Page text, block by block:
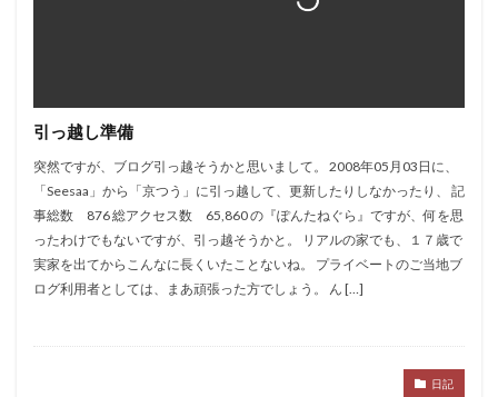
引っ越し準備
突然ですが、ブログ引っ越そうかと思いまして。 2008年05月03日に、
「Seesaa」から「京つう」に引っ越して、更新したりしなかったり、 記
事総数 876 総アクセス数 65,860 の『ぽんたねぐら』ですが、何を思
ったわけでもないですが、引っ越そうかと。 リアルの家でも、１７歳で
実家を出てからこんなに長くいたことないね。 プライベートのご当地ブ
ログ利用者としては、まあ頑張った方でしょう。 ん […]
日記